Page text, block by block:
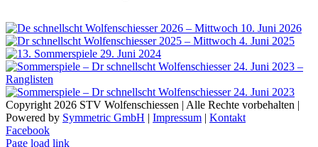
Copyright 2026 STV Wolfenschiessen | Alle Rechte vorbehalten |
Powered by Symmetric GmbH | Impressum | Kontakt
Facebook
Page load link